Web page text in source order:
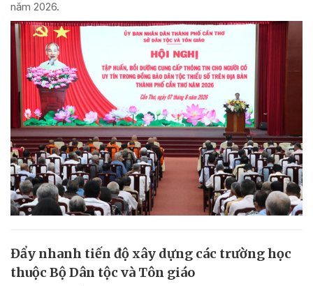
năm 2026.
Đẩy nhanh tiến độ xây dựng các trường học
thuộc Bộ Dân tộc và Tôn giáo